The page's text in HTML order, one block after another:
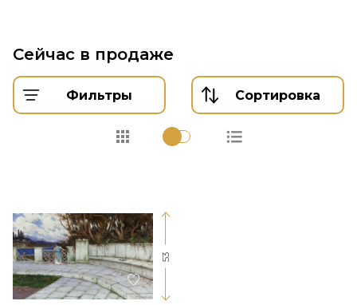
Сейчас в продаже
Фильтры Сортировка
53